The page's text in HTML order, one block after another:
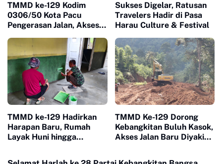
TMMD ke-129 Kodim
0306/50 Kota Pacu
Pengerasan Jalan, Akses
Mendekati Tuntas
Sukses Digelar, Ratusan
Travelers Hadir di Pasa
Harau Culture & Festival
TMMD ke-129 Hadirkan
Harapan Baru, Rumah
Layak Huni hingga
TMMD Ke-129 Dorong
Kebangkitan Buluh Kasok,
Akses Jalan Baru Diyakini